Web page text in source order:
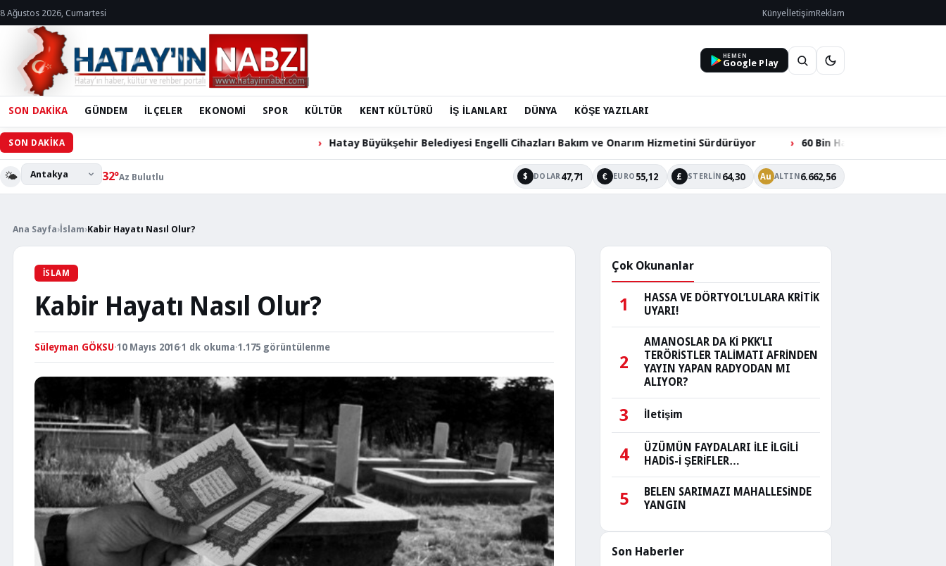
8 Ağustos 2026, Cumartesi KünyeİletişimReklam
HEMEN
Google Play
SON DAKİKA GÜNDEM İLÇELER EKONOMİ SPOR KÜLTÜR KENT KÜLTÜRÜ İŞ İLANLARI DÜNYA KÖŞE YAZILARI
SON DAKİKA Hatay Büyükşehir Belediyesi Engelli Cihazları Bakım ve Onarım Hizmetini Sürdürüyor 60 Bin Hacılarlının Ortak Talebi: Ömer
🌤️ 32°Az Bulutlu $ DOLAR47,71 € EURO 55,12 £ STERLIN 64,30 Au ALTIN 6.662,56
Ana Sayfa› İslam›Kabir Hayatı Nasıl Olur?
İSLAM
Kabir Hayatı Nasıl Olur?
Süleyman GÖKSU·10 Mayıs 2016·1 dk okuma·1.175 görüntülenme
Çok Okunanlar
1
HASSA VE DÖRTYOL’LULARA KRİTİK
UYARI!
2
AMANOSLAR DA Kİ PKK’LI
TERÖRİSTLER TALİMATI AFRİNDEN
YAYIN YAPAN RADYODAN MI
ALIYOR?
3 İletişim
4
ÜZÜMÜN FAYDALARI İLE İLGİLİ
HADİS-İ ŞERİFLER…
5
BELEN SARIMAZI MAHALLESİNDE
YANGIN
Son Haberler